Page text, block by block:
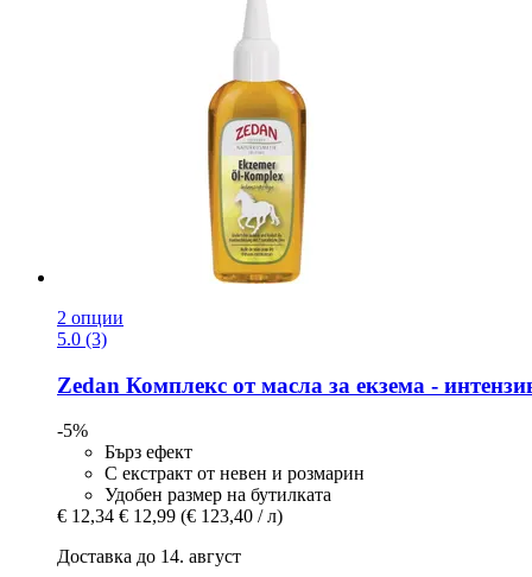
2 опции
5.0 (3)
Zedan Комплекс от масла за екзема -​
-5%
Бърз ефект
С екстракт от невен и розмарин
Удобен размер на бутилката
€ 12,34 € 12,99 (€ 123,40 / л)
Доставка до 14. август